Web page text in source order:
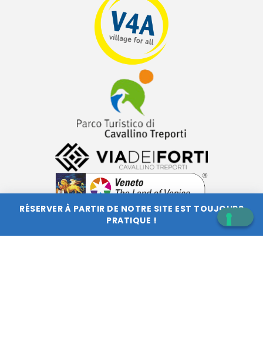
RÉSERVER À PARTIR DE NOTRE SITE EST TOUJOURS
PRATIQUE !